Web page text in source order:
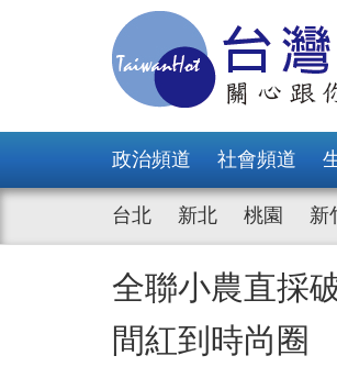
政治頻道 社會頻道
台北 新北 桃園 新
全聯小農直採
間紅到時尚圈